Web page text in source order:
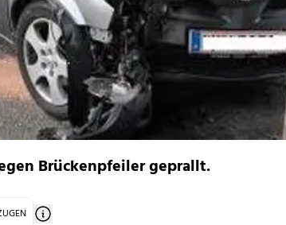
Brückenpfeiler geprallt.